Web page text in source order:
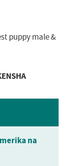
puppy male &
na